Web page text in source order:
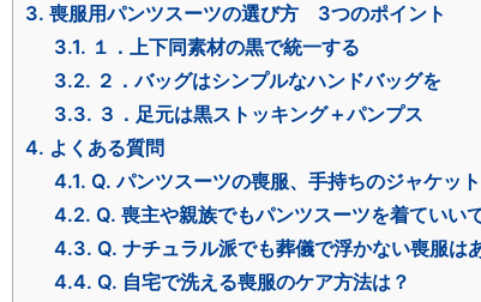
3. 喪服用パンツスーツの選び方 3つのポイント
3.1. １．上下同素材の黒で統一する
3.2. ２．バッグはシンプルなハンドバッグを
3.3. ３．足元は黒ストッキング＋パンプス
4. よくある質問
4.1. Q. パンツスーツの喪服、手持ちのジャケッ
4.2. Q. 喪主や親族でもパンツスーツを着ていい
4.3. Q. ナチュラル派でも葬儀で浮かない喪服は
4.4. Q. 自宅で洗える喪服のケア方法は？